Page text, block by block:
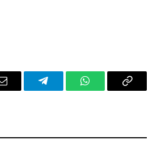
Email TelegramWhatsAppCopy